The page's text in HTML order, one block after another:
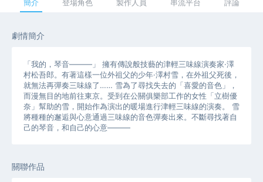
簡介 登場角色 製作人員 串流平台 評論
劇情簡介
「我的，琴音———」 擁有傳說般技藝的津輕三味線演奏家·澤
村松吾郎。有著這樣一位外祖父的少年·澤村雪，在外祖父死後，
就無法再彈奏三味線了…… 雪為了尋找失去的「喜愛的音色」，
而漫無目的地前往東京。受到在公關俱樂部工作的女性「立樹優
奈」幫助的雪，開始作為演出的暖場進行津輕三味線的演奏。 雪
將種種的邂逅與心意通過三味線的音色彈奏出來。不斷尋找著自
己的琴音，和自己的心意———
關聯作品